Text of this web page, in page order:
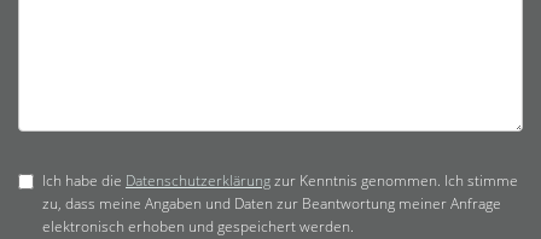
Ich habe die Datenschutzerklärungzur Kenntnis genommen. Ich stimme
zu, dass meine Angaben und Daten zur Beantwortung meiner Anfrage
elektronisch erhoben und gespeichert werden.